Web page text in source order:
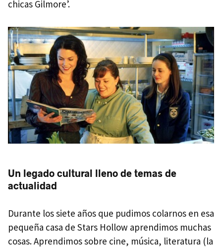
chicas Gilmore’.
Un legado cultural lleno de temas de
actualidad
Durante los siete años que pudimos colarnos en esa
pequeña casa de Stars Hollow aprendimos muchas
cosas. Aprendimos sobre cine, música, literatura (la